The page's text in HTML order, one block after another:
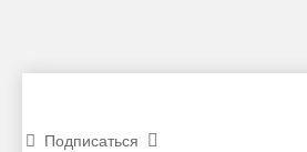
Подписаться